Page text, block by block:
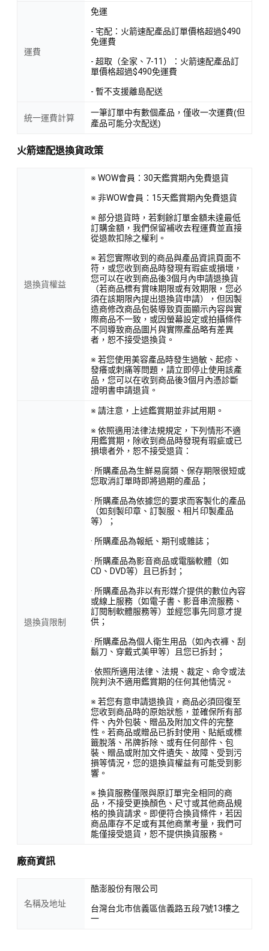
運費
免運
- 宅配：火箭速配產品訂單價格超過$490
免運費
- 超取（全家、7-11）：火箭速配產品訂
單價格超過$490免運費
- 暫不支援離島配送
統一運費計算
一筆訂單中有數個產品，僅收一次運費(但
產品可能分次配送)
火箭速配退換貨政策
退換貨權益
※ WOW會員：30天鑑賞期內免費退貨
※ 非WOW會員：15天鑑賞期內免費退貨
※ 部分退貨時，若剩餘訂單金額未達最低
訂購金額，我們保留補收去程運費並直接
從退款扣除之權利。
※ 若您實際收到的商品與產品資訊頁面不
符，或您收到商品時發現有瑕疵或損壞，
您可以在收到商品後3個月內申請退換貨
（若商品標有賞味期限或有效期限，您必
須在該期限內提出退換貨申請），但因製
造商修改商品包裝導致頁面顯示內容與實
際商品不一致，或因螢幕設定或拍攝條件
不同導致商品圖片與實際產品略有差異
者，恕不接受退換貨。
※ 若您使用美容產品時發生過敏、起疹、
發癢或刺痛等問題，請立即停止使用該產
品，您可以在收到商品後3個月內憑診斷
證明書申請退貨。
退換貨限制
※ 請注意，上述鑑賞期並非試用期。
※ 依照適用法律法規規定，下列情形不適
用鑑賞期，除收到商品時發現有瑕疵或已
損壞者外，恕不接受退貨：
· 所購產品為生鮮易腐類、保存期限很短或
您取消訂單時即將過期的產品；
· 所購產品為依據您的要求而客製化的產品
（如刻製印章、訂製服、相片印製產品
等）；
· 所購產品為報紙、期刊或雜誌；
· 所購產品為影音商品或電腦軟體（如
CD、DVD等）且已拆封；
· 所購產品為非以有形媒介提供的數位內容
或線上服務（如電子書、影音串流服務、
訂閱制軟體服務等）並經您事先同意才提
供；
· 所購產品為個人衛生用品（如內衣褲、刮
鬍刀、穿戴式美甲等）且您已拆封；
· 依照所適用法律、法規、裁定、命令或法
院判決不適用鑑賞期的任何其他情況。
※ 若您有意申請退換貨，商品必須回復至
您收到商品時的原始狀態，並確保所有部
件、內外包裝、贈品及附加文件的完整
性。若商品或贈品已拆封使用、貼紙或標
籤脫落、吊牌拆除、或有任何部件、包
裝、贈品或附加文件遺失、故障、受到污
損等情況，您的退換貨權益有可能受到影
響。
※ 換貨服務僅限與原訂單完全相同的商
品，不接受更換顏色、尺寸或其他商品規
格的換貨請求。即便符合換貨條件，若因
商品庫存不足或有其他商業考量，我們可
能僅接受退貨，恕不提供換貨服務。
廠商資訊
名稱及地址
酷澎股份有限公司
台灣台北市信義區信義路五段7號13樓之
一